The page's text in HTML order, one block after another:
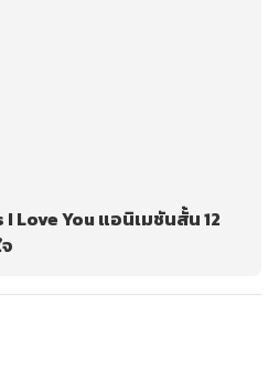
Love You แอนิเมชันสั้น 12